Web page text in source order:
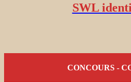
SWL
CONCOURS -